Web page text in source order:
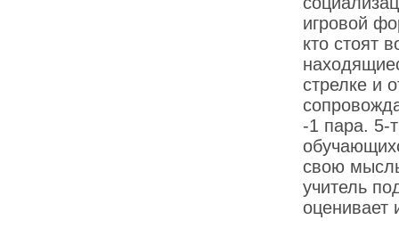
игровой
кто стоят
стрелке и
-1 пара. 5-
свою
учитель
оценивает